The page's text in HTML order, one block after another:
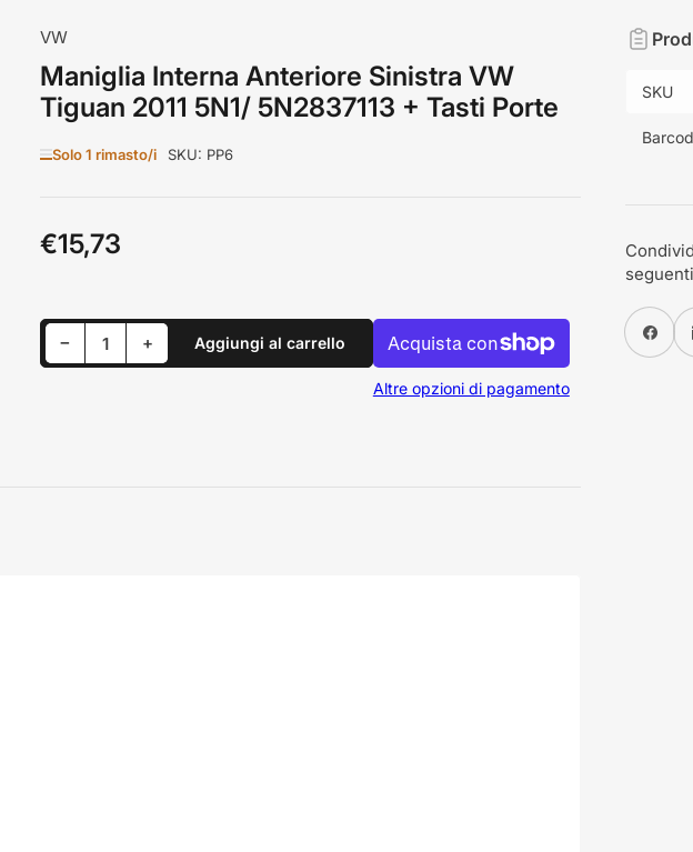
VW
Maniglia Interna Anteriore Sinistra VW
Tiguan 2011 5N1/ 5N2837113 + Tasti Porte
Solo 1 rimasto/i SKU: PP6
Prezzo
standard
€15,73
−Riduci quantità per Maniglia Interna Anteriore Sinistra VW Tiguan 2011 5N1/ 5N2837113 + Tasti Porte
Quantità +Aumenta quantità per Maniglia Interna Anteriore Sinistra VW Tiguan 2011 5N1/ 5N2837113 + Tasti Porte Aggiungi al carrello
Altre opzioni di pagamento
SKU
Condividi su